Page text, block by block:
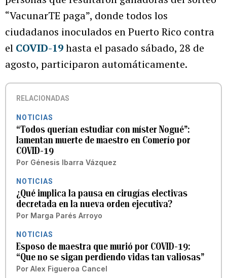
“VacunarTE paga”, donde todos los
ciudadanos inoculados en Puerto Rico contra
el COVID-19hasta el pasado sábado, 28 de
agosto, participaron automáticamente.
RELACIONADAS
NOTICIAS
“Todos querían estudiar con míster Nogué”:
lamentan muerte de maestro en Comerío por
COVID-19
Por Génesis Ibarra Vázquez
NOTICIAS
¿Qué implica la pausa en cirugías electivas
decretada en la nueva orden ejecutiva?
Por Marga Parés Arroyo
NOTICIAS
Esposo de maestra que murió por COVID-19:
“Que no se sigan perdiendo vidas tan valiosas”
Por Alex Figueroa Cancel